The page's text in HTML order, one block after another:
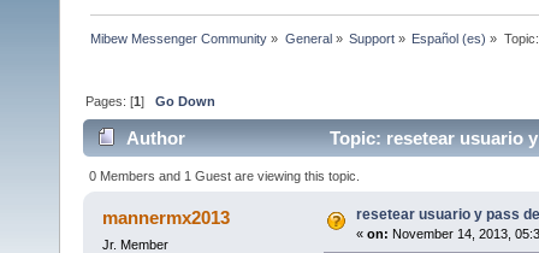
Mibew Messenger Community » General» Support» Español (es) »
Pages: [1]Go Down
Author Topic: resetear usuario
0 Members and 1 Guest are viewing this topic.
mannermx2013
Jr. Member
resetear usuario y pass
« on: November 14, 2013,